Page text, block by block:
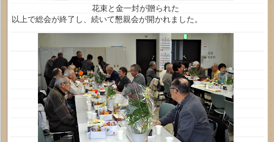
花束と金一封が贈られた
以上で総会が終了し、続いて懇親会が開かれました。